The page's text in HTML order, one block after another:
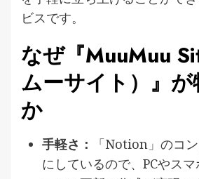
ビスです。
なぜ『MuuMuu
ムーサイト）』
か
手軽さ：
「Notion」のコ
にしているので、PCやス